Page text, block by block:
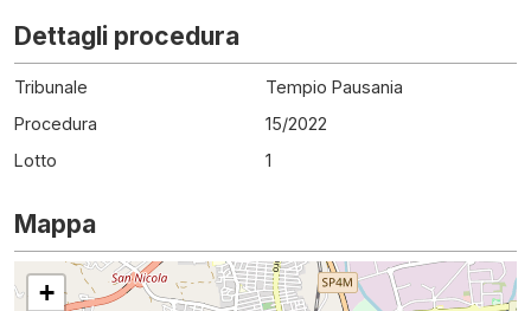
Dettagli procedura
Tribunale
Tempio Pausania
Procedura
15/2022
Lotto
1
Mappa
+